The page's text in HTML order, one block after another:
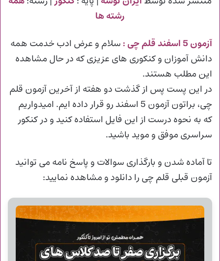
رشته ها
آزمون 5 اسفند قلم چی :
سلام و عرض ادب خدمت همه
دانش آموزان و کنکوری های عزیزی که در حال مشاهده
این مطلب هستند.
در این پست پس از گذشت دو هفته از آخرین آزمون قلم
چی، براتون آزمون 5 اسفند رو قرار داده ایم. امیدواریم
که به نحوه درست از این فایل استفاده کنید و در کنکور
سراسری موفق و موید باشید.
تا آماده شدن و بارگذاری سوالات و پاسخ نامه می توانید
آزمون قبلی قلم چی را دانلود و مشاهده نمایید: